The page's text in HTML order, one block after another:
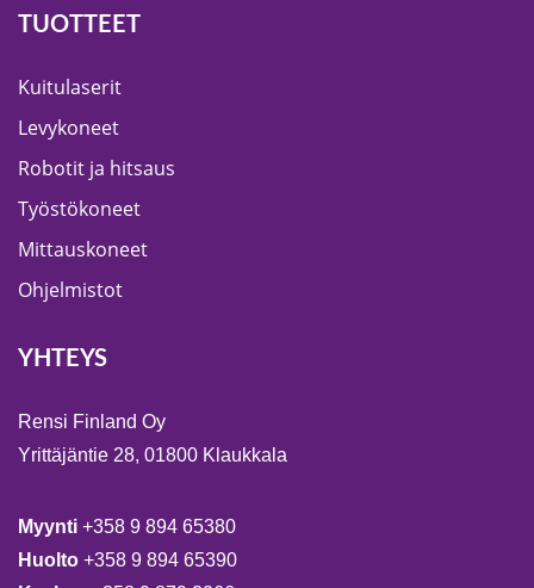
TUOTTEET
Kuitulaserit
Levykoneet
Robotit ja hitsaus
Työstökoneet
Mittauskoneet
Ohjelmistot
YHTEYS
Rensi Finland Oy
Yrittäjäntie 28, 01800 Klaukkala
Myynti +358 9 894 65380
Huolto +358 9 894 65390